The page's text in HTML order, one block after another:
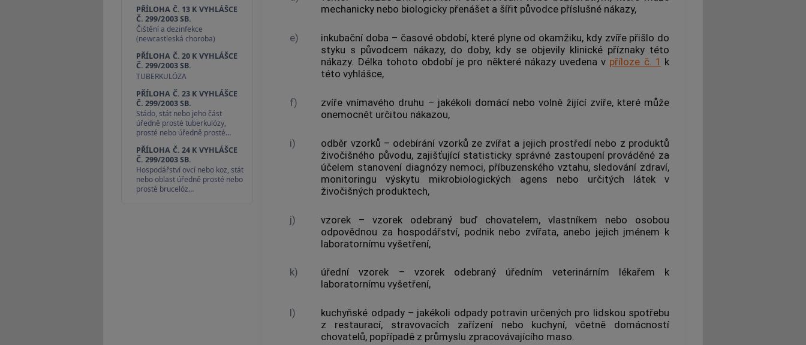
PŘÍLOHA Č. 13 K VYHLÁŠCE
Č. 299/2003 SB.
Čištění a dezinfekce
(newcastleská choroba)
PŘÍLOHA Č. 20 K VYHLÁŠCE
Č. 299/2003 SB.
TUBERKULÓZA
PŘÍLOHA Č. 23 K VYHLÁŠCE
Č. 299/2003 SB.
Stádo, stát nebo jeho část
úředně prosté tuberkulózy,
prosté nebo úředně prosté…
PŘÍLOHA Č. 24 K VYHLÁŠCE
Č. 299/2003 SB.
Hospodářství ovcí nebo koz, stát
nebo oblast úředně prosté nebo
prosté brucelóz…
mechanicky nebo biologicky přenášet a šířit původce příslušné nákazy,
e)
inkubační doba – časové období, které plyne od okamžiku, kdy zvíře přišlo do
styku s původcem nákazy, do doby, kdy se objevily klinické příznaky této
nákazy. Délka tohoto období je pro některé nákazy uvedena v příloze č. 1 k
této vyhlášce,
f)
zvíře vnímavého druhu – jakékoli domácí nebo volně žijící zvíře, které může
onemocnět určitou nákazou,
i)
odběr vzorků – odebírání vzorků ze zvířat a jejich prostředí nebo z produktů
živočišného původu, zajišťující statisticky správné zastoupení prováděné za
účelem stanovení diagnózy nemoci, příbuzenského vztahu, sledování zdraví,
monitoringu výskytu mikrobiologických agens nebo určitých látek v
živočišných produktech,
j) vzorek – vzorek odebraný buď chovatelem, vlastníkem nebo osobou
odpovědnou za hospodářství, podnik nebo zvířata, anebo jejich jménem k
laboratornímu vyšetření,
k) úřední vzorek – vzorek odebraný úředním veterinárním lékařem k
laboratornímu vyšetření,
l)
kuchyňské odpady – jakékoli odpady potravin určených pro lidskou spotřebu
z restaurací, stravovacích zařízení nebo kuchyní, včetně domácností
chovatelů, popřípadě z průmyslu zpracovávajícího maso.